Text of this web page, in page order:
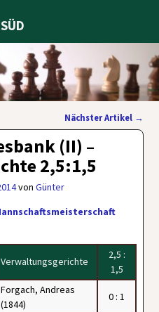
Nächster Artikel →
(II) –
2,5:1,5
vonGünter
Verwaltungsgerichte
2,5 :
1,5
Forgach, Andreas
(1844)
0 : 1